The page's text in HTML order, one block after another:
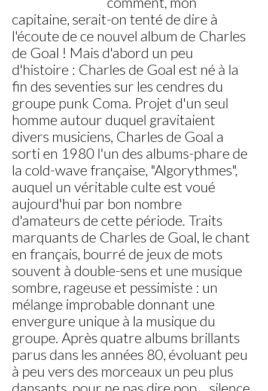
capitaine, serait-on tenté de dire à
l'écoute de ce nouvel album de Charles
de Goal ! Mais d'abord un peu
d'histoire : Charles de Goal est né à la
fin des seventies sur les cendres du
groupe punk Coma. Projet d'un seul
homme autour duquel gravitaient
divers musiciens, Charles de Goal a
sorti en 1980 l'un des albums-phare de
la cold-wave française, "Algorythmes",
auquel un véritable culte est voué
aujourd'hui par bon nombre
d'amateurs de cette période. Traits
marquants de Charles de Goal, le chant
en français, bourré de jeux de mots
souvent à double-sens et une musique
sombre, rageuse et pessimiste : un
mélange improbable donnant une
envergure unique à la musique du
groupe. Après quatre albums brillants
parus dans les années 80, évoluant peu
à peu vers des morceaux un peu plus
dansants, pour ne pas dire pop… silence